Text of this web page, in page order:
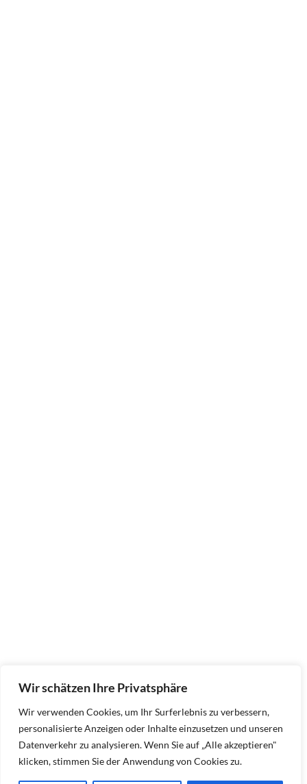
Wir schätzen Ihre Privatsphäre
Wir verwenden Cookies, um Ihr Surferlebnis zu verbessern,
personalisierte Anzeigen oder Inhalte einzusetzen und unseren
Datenverkehr zu analysieren. Wenn Sie auf „Alle akzeptieren"
klicken, stimmen Sie der Anwendung von Cookies zu.